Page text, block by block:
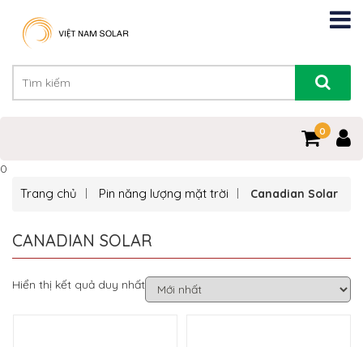
0
0
Trang chủ Pin năng lượng mặt trời Canadian Solar
CANADIAN SOLAR
Hiển thị kết quả duy nhất